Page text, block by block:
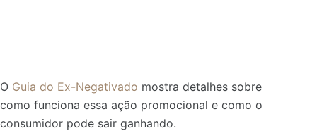
O Guia do Ex-Negativado mostra detalhes sobre
como funciona essa ação promocional e como o
consumidor pode sair ganhando.